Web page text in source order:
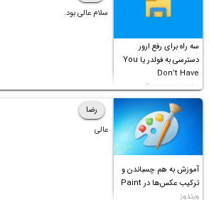
سه راه برای رفع ارور
دسترسی به فولدر یا You
Don’t Have
Permission to
Access this folder
سلام عالی بود.
آموزش به هم چسباندن و
ترکیب عکس‌ها در Paint
ویندوز
رضا
عالی